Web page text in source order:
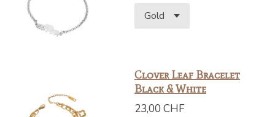
Clover Leaf Bracelet
Black & White
23,00 CHF